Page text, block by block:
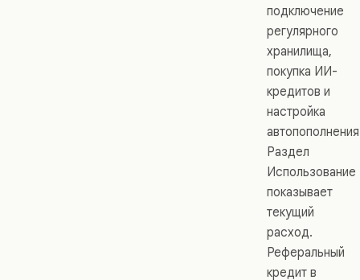
подключение
регулярного
хранилища,
покупка ИИ-
кредитов и
настройка
Раздел
Использование
показывает
текущий
расход.
Реферальный
кредит в